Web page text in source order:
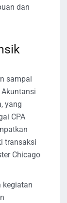
dan
sampai
yang
CPA
transaksi
Chicago
kegiatan